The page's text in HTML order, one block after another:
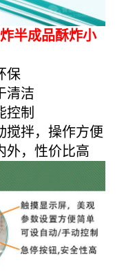
半成品酥炸小
保
洁
制
拌，操作方便
，性价比高